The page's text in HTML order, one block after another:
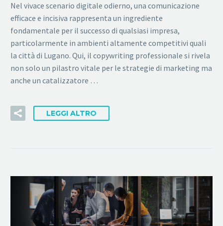
Nel vivace scenario digitale odierno, una comunicazione
efficace e incisiva rappresenta un ingrediente
fondamentale per il successo di qualsiasi impresa,
particolarmente in ambienti altamente competitivi quali
la città di Lugano. Qui, il copywriting professionale si rivela
non solo un pilastro vitale per le strategie di marketing ma
anche un catalizzatore …
LEGGI ALTRO